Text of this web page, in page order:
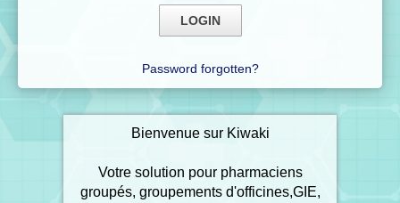
Password forgotten?
Bienvenue sur Kiwaki
Votre solution pour pharmaciens
groupés, groupements d'officines,GIE,